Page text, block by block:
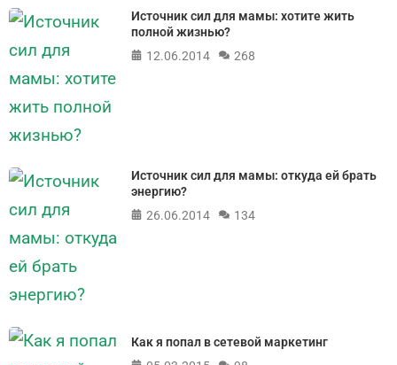
Источник сил для мамы: хотите жить
полной жизнью?
12.06.2014
268
Источник сил для мамы: откуда ей брать
энергию?
26.06.2014
134
Как я попал в сетевой маркетинг